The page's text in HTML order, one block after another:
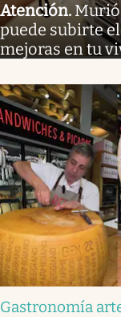
Atención. Murió
puede subirte
mejoras en tu
Gastronomía